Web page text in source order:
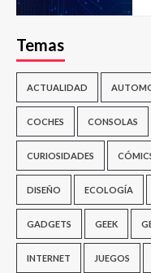
Temas
ACTUALIDAD
COCHES CONSOLAS
CURIOSIDADES
DISEÑO ECOLOGÍA
GADGETS GEEK
INTERNET JUEGOS